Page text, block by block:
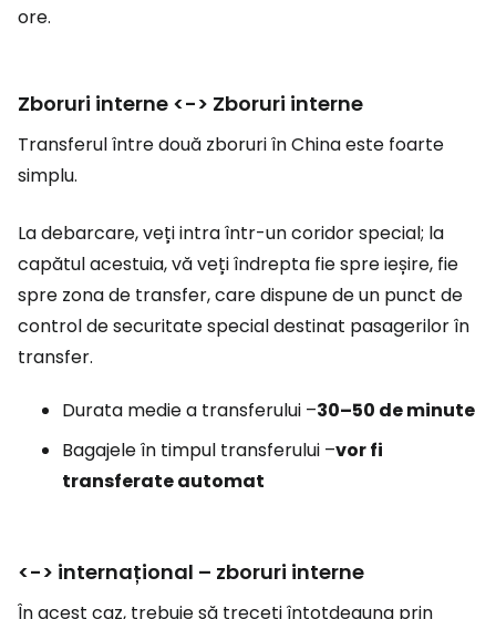
ore.
Zboruri interne <-> Zboruri interne
Transferul între două zboruri în China este foarte
simplu.
La debarcare, veți intra într-un coridor special; la
capătul acestuia, vă veți îndrepta fie spre ieșire, fie
spre zona de transfer, care dispune de un punct de
control de securitate special destinat pasagerilor în
transfer.
Durata medie a transferului –30–50 de minute
Bagajele în timpul transferului –vor fi
transferate automat
<-> internațional – zboruri interne
În acest caz, trebuie să treceți întotdeauna prin